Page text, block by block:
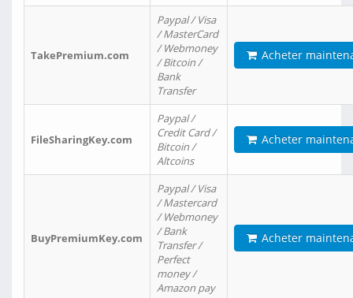
TakePremium.com
Paypal / Visa
/ MasterCard
/ Webmoney
/ Bitcoin /
Bank
Transfer
Acheter
FileSharingKey.com
Paypal /
Credit Card /
Bitcoin /
Altcoins
Acheter
BuyPremiumKey.com
Paypal / Visa
/ Mastercard
/ Webmoney
/ Bank
Transfer /
Perfect
money /
Amazon pay
Acheter